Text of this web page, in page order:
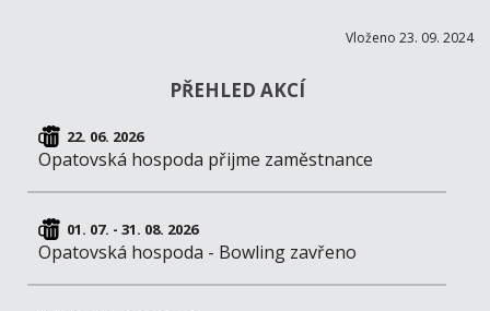
Vloženo 23. 09. 2024
PŘEHLED AKCÍ
22. 06. 2026
Opatovská hospoda přijme zaměstnance
01. 07. - 31. 08. 2026
Opatovská hospoda - Bowling zavřeno